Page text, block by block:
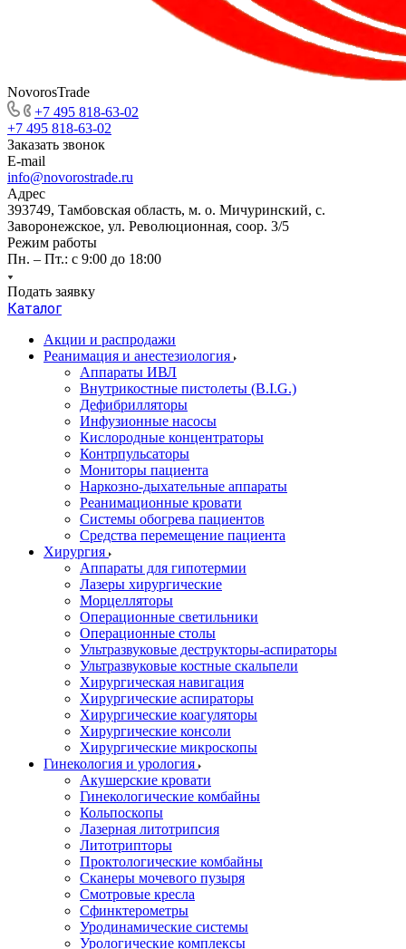
NovorosTrade
+7 495 818-63-02
+7 495 818-63-02
Заказать звонок
E-mail
info@novorostrade.ru
Адрес
393749, Тамбовская область, м. о. Мичуринский, с.
Заворонежское, ул. Революционная, соор. 3/5
Режим работы
Пн. – Пт.: с 9:00 до 18:00
Подать заявку
Каталог
Акции и распродажи
Реанимация и анестезиология
Аппараты ИВЛ
Внутрикостные пистолеты (B.I.G.)
Дефибрилляторы
Инфузионные насосы
Кислородные концентраторы
Контрпульсаторы
Мониторы пациента
Наркозно-дыхательные аппараты
Реанимационные кровати
Системы обогрева пациентов
Средства перемещение пациента
Хирургия
Аппараты для гипотермии
Лазеры хирургические
Морцелляторы
Операционные светильники
Операционные столы
Ультразвуковые деструкторы-аспираторы
Ультразвуковые костные скальпели
Хирургическая навигация
Хирургические аспираторы
Хирургические коагуляторы
Хирургические консоли
Хирургические микроскопы
Гинекология и урология
Акушерские кровати
Гинекологические комбайны
Кольпоскопы
Лазерная литотрипсия
Литотрипторы
Проктологические комбайны
Сканеры мочевого пузыря
Смотровые кресла
Сфинктерометры
Уродинамические системы
Урологические комплексы